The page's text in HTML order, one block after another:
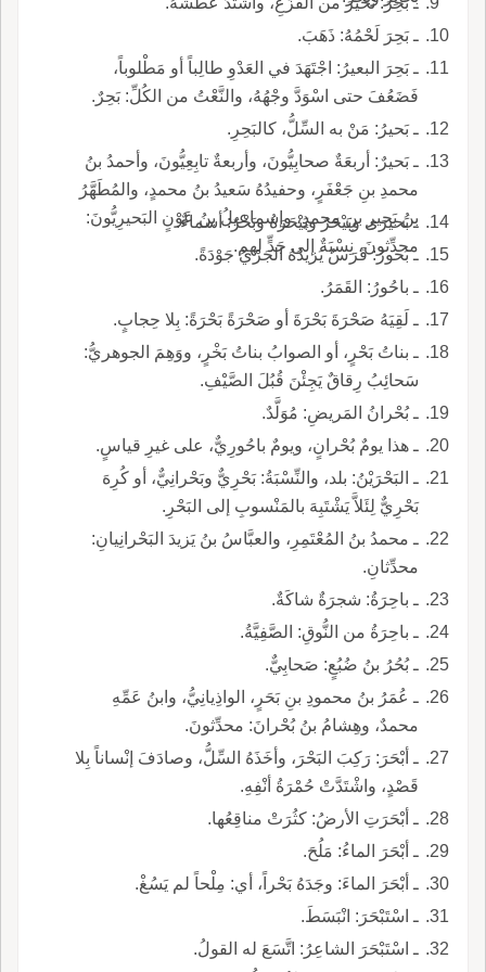
ـ بَحِرَ لَحْمُهُ: ذَهَبَ.
ـ بَحِرَ البعيرُ: اجْتَهَدَ في العَدْوِ طالِباً أو مَطْلوباً،
فَضَعُفَ حتى اسْوَدَّ وجْهُهُ، والنَّعْتُ من الكُلِّ: بَحِرٌ.
ـ بَحيرُ: مَنْ به السِّلُّ، كالبَحِرِ.
ـ بَحيرٌ: أربعَةٌ صحابِيُّونَ، وأربعةٌ تابِعِيُّونَ، وأحمدُ بنُ
محمدِ بنِ جَعْفَرٍ، وحفيدُهُ سَعيدُ بنُ محمدٍ، والمُطَهَّرُ
بنُ بَحيرِ بنِ محمدٍ، وإسماعيلُ بنُ عَوْنٍ البَحيرِيُّونَ:
محدِّثونَ، نِسْبَةٌ إلى جَدٍّ لهم.
ـ بَحيرَى وبَيْحَرٌ وبَيْحَرَةُ وبَحْرٌ: أسماءٌ.
ـ بَحورُ: فَرَسٌ يَزيدُهُ الجَرْيُ جَوْدَةً.
ـ باحُورُ: القَمَرُ.
ـ لَقِيَهُ صَحْرَةَ بَحْرَةَ أو صَحْرَةً بَحْرَةً: بِلا حِجابٍ.
ـ بناتُ بَحْرٍ، أو الصوابُ بناتُ بَخْرٍ، ووَهِمَ الجوهريُّ:
سَحائِبُ رِقاقٌ يَجِئْنَ قُبُلَ الصَّيْفِ.
ـ بُحْرانُ المَريضِ: مُوَلَّدٌ.
ـ هذا يومٌ بُحْرانٍ، ويومٌ باحُورِيٌّ، على غيرِ قياسٍ.
ـ البَحْرَيْنُ: بلد، والنِّسْبَةُ: بَحْرِيٌّ وبَحْرانِيٌّ، أو كُرِهَ
بَحْرِيٌّ لِئَلاَّ يَشْتَبِهَ بالمَنْسوبِ إلى البَحْرِ.
ـ محمدُ بنُ المُعْتَمِرِ، والعبَّاسُ بنُ يَزيدَ البَحْرانِيانِ:
محدِّثانِ.
ـ باحِرَةُ: شجرَةٌ شاكَةٌ.
ـ باحِرَةُ من النُّوقِ: الصَّفِيَّةُ.
ـ بُحُرُ بنُ ضُبُعٍ: صَحابِيٌّ.
ـ عُمَرُ بنُ محمودِ بنِ بَحَرٍ، الواذِيانِيُّ، وابنُ عَمِّهِ
محمدٌ، وهِشامُ بنُ بُحْرانَ: محدِّثونَ.
ـ أبْحَرَ: رَكِبَ البَحْرَ، وأخَذَهُ السِّلُّ، وصادَفَ إنْساناً بِلا
قَصْدٍ، واشْتَدَّتْ حُمْرَةُ أنْفِهِ.
ـ أبْحَرَتِ الأرضُ: كثُرَتْ مناقِعُها.
ـ أبْحَرَ الماءُ: مَلُحَ.
ـ أبْحَرَ الماءَ: وجَدَهُ بَحْراً، أي: مِلْحاً لم يَسُغْ.
ـ اسْتَبْحَرَ: انْبَسَطَ.
ـ اسْتَبْحَرَ الشاعِرُ: اتَّسَعَ له القولُ.